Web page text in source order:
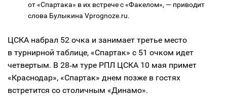
от «Спартака» в их встрече с «Факелом», — приводит
слова Булыкина Vprognoze.ru.
ЦСКА набрал 52 очка и занимает третье место
в турнирной таблице, «Спартак» с 51 очком идет
четвертым. В 28‑м туре РПЛ ЦСКА 10 мая примет
«Краснодар», «Спартак» днем позже в гостях
встретится со столичным «Динамо».